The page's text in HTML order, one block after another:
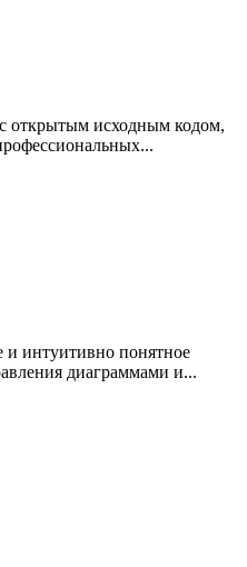
открытым исходным кодом,
интуитивно понятное
диаграммами и...